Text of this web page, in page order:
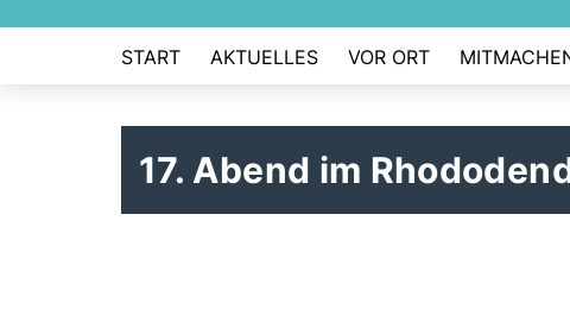
START AKTUELLES VOR ORT
17. Abend im